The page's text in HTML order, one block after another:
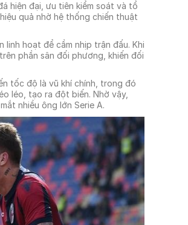
hiện đại, ưu tiên kiểm soát và tổ
quả nhờ hệ thống chiến thuật
hoạt để cầm nhịp trận đấu. Khi
phần sân đối phương, khiến đối
tốc độ là vũ khí chính, trong đó
léo, tạo ra đột biến. Nhờ vậy,
nhiều ông lớn Serie A.